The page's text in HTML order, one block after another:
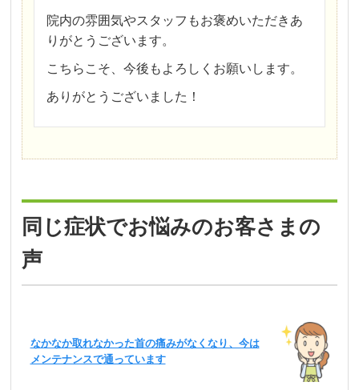
院内の雰囲気やスタッフもお褒めいただきあ
りがとうございます。
こちらこそ、今後もよろしくお願いします。
ありがとうございました！
同じ症状でお悩みのお客さまの
声
なかなか取れなかった首の痛みがなくなり、今は
メンテナンスで通っています